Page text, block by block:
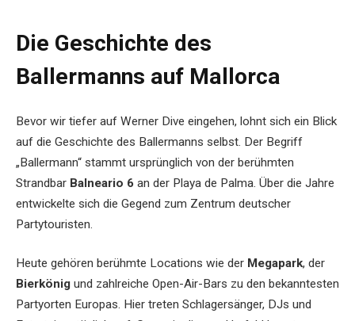
Die Geschichte des
Ballermanns auf Mallorca
Bevor wir tiefer auf Werner Dive eingehen, lohnt sich ein Blick
auf die Geschichte des Ballermanns selbst. Der Begriff
„Ballermann“ stammt ursprünglich von der berühmten
Strandbar Balneario 6 an der Playa de Palma. Über die Jahre
entwickelte sich die Gegend zum Zentrum deutscher
Partytouristen.
Heute gehören berühmte Locations wie der Megapark, der
Bierkönig und zahlreiche Open-Air-Bars zu den bekanntesten
Partyorten Europas. Hier treten Schlagersänger, DJs und